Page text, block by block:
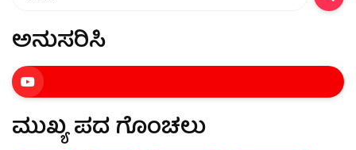
ಅನುಸರಿಸಿ
ಮುಖ್ಯ ಪದ ಗೊಂಚಲು